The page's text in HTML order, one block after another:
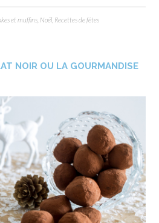
et muffins Noël Recettes de fêtes
NOIR OU LA GOURMANDISE